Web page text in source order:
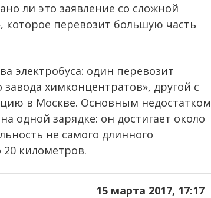
ли это заявление со сложной
которое перевозит большую часть
электробуса: один перевозит
химконцентратов», другой с
в Москве. Основным недостатком
одной зарядке: он достигает около
не самого длинного
20 километров.
15 марта 2017, 17:17